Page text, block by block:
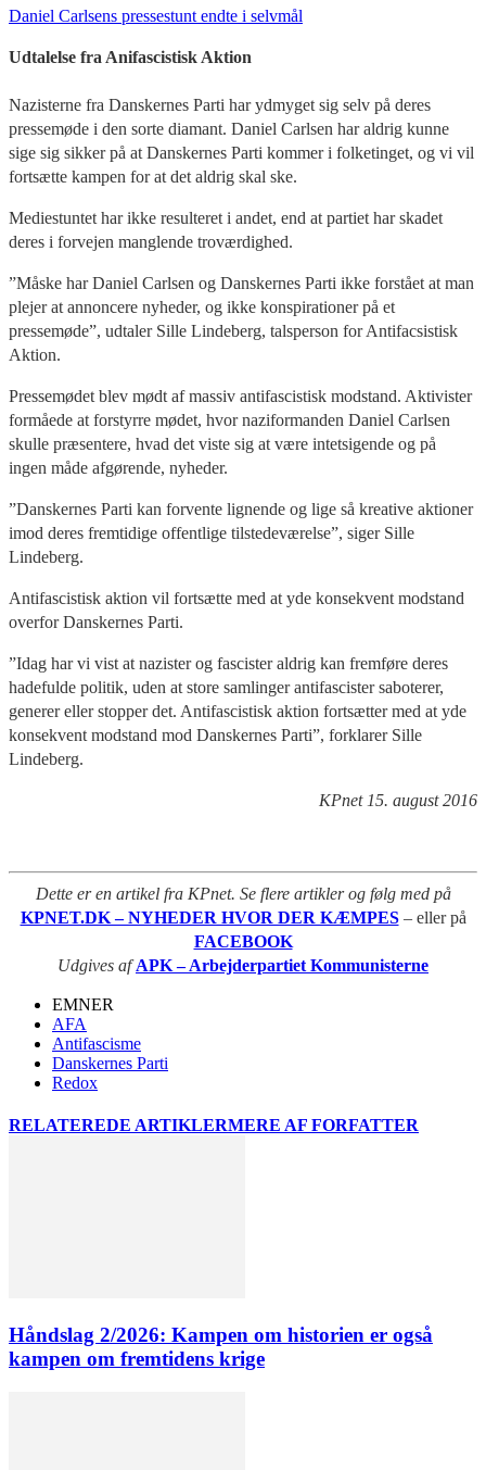
Daniel Carlsens pressestunt endte i selvmål
Udtalelse fra Anifascistisk Aktion
Nazisterne fra Danskernes Parti har ydmyget sig selv på deres
pressemøde i den sorte diamant. Daniel Carlsen har aldrig kunne
sige sig sikker på at Danskernes Parti kommer i folketinget, og vi vil
fortsætte kampen for at det aldrig skal ske.
Mediestuntet har ikke resulteret i andet, end at partiet har skadet
deres i forvejen manglende troværdighed.
”Måske har Daniel Carlsen og Danskernes Parti ikke forstået at man
plejer at annoncere nyheder, og ikke konspirationer på et
pressemøde”, udtaler Sille Lindeberg, talsperson for Antifacsistisk
Aktion.
Pressemødet blev mødt af massiv antifascistisk modstand. Aktivister
formåede at forstyrre mødet, hvor naziformanden Daniel Carlsen
skulle præsentere, hvad det viste sig at være intetsigende og på
ingen måde afgørende, nyheder.
”Danskernes Parti kan forvente lignende og lige så kreative aktioner
imod deres fremtidige offentlige tilstedeværelse”, siger Sille
Lindeberg.
Antifascistisk aktion vil fortsætte med at yde konsekvent modstand
overfor Danskernes Parti.
”Idag har vi vist at nazister og fascister aldrig kan fremføre deres
hadefulde politik, uden at store samlinger antifascister saboterer,
generer eller stopper det. Antifascistisk aktion fortsætter med at yde
konsekvent modstand mod Danskernes Parti”, forklarer Sille
Lindeberg.
KPnet 15. august 2016
Dette er en artikel fra KPnet. Se flere artikler og følg med på
KPNET.DK – NYHEDER HVOR DER KÆMPES – eller på
FACEBOOK
Udgives afAPK – Arbejderpartiet Kommunisterne
EMNER
AFA
Antifascisme
Danskernes Parti
Redox
RELATEREDE ARTIKLERMERE AF FORFATTER
Håndslag 2/2026: Kampen om historien er også
kampen om fremtidens krige